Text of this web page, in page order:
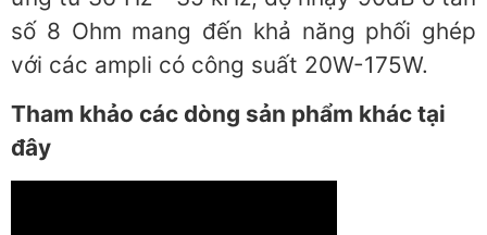
số 8 Ohm mang đến khả năng phối ghép
với các ampli có công suất 20W-175W.
Tham khảo các dòng sản phẩm khác tại
đây